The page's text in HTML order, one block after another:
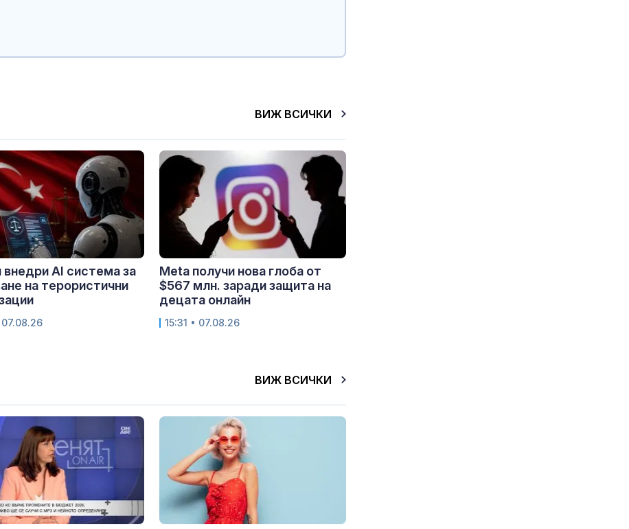
ВИЖ ВСИЧКИ
внедри AI система за
на терористични
Meta получи нова глоба от
$567 млн. заради защита на
децата онлайн
15:31 • 07.08.26
ВИЖ ВСИЧКИ